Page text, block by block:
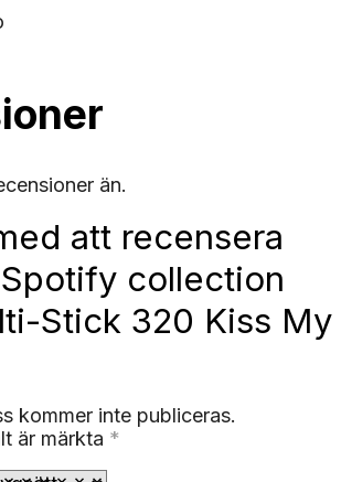
än.
att recensera
collection
Stick 320 Kiss My
kommer inte publiceras.
är märkta *